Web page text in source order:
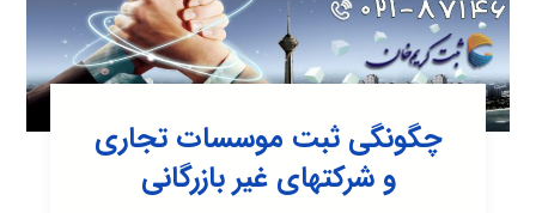
چگونگی ثبت موسسات تجاری
و شرکتهای غیر بازرگانی